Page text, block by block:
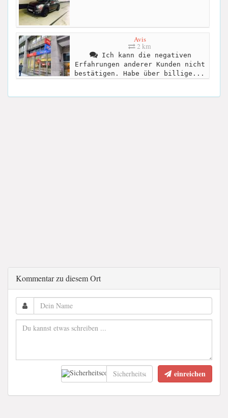
Avis
2 km
Ich kann die negativen
Erfahrungen anderer Kunden nicht
bestätigen. Habe über billige...
Kommentar zu diesem Ort
einreichen